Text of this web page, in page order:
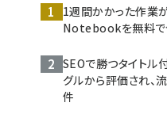
1週間かかった作業
Notebookを無料で
SEOで勝つタイトル
グルから評価され、
件